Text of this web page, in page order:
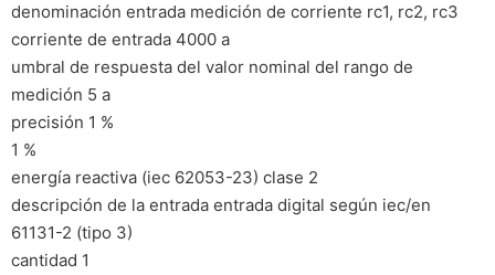
denominación entrada medición de corriente rc1, rc2, rc3
corriente de entrada 4000 a
umbral de respuesta del valor nominal del rango de
medición 5 a
precisión 1 %
1 %
energía reactiva (iec 62053-23) clase 2
descripción de la entrada entrada digital según iec/en
61131-2 (tipo 3)
cantidad 1